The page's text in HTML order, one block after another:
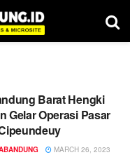
Barat Hengki
Gelar Operasi Pasar
MARCH 26, 2023